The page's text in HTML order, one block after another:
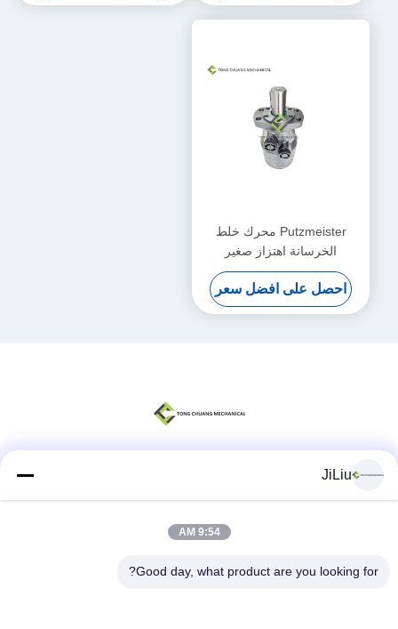
Putzmeister محرك خلط
الخرسانة اهتزاز صغير
هيدروليكي لمضخة الخرسانة
احصل على افضل سعر
اتصال سريع
JiLiu
9:54 AM
Good day, what product are you looking for?